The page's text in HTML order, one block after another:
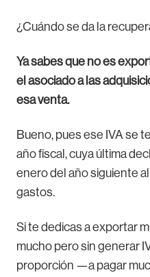
¿Cuándo se da la
Ya sabes que no es
el asociado a las
esa venta.
Bueno, pues ese IVA se
año fiscal, cuya última
enero del año siguiente
gastos.
Si te dedicas a exportar
mucho pero sin generar
proporción —a pagar